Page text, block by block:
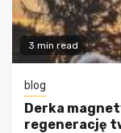
3 min read
blog
Derka
regenerację